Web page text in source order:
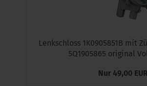
Lenkschloss 1K0905851B mit
5Q1905865 original
Nur 49,00